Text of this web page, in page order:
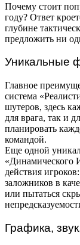
Почему стоит
году? Ответ
глубине
предложить ни
Уникальные
Главное
система
шутеров, здесь
для врага, так и
планировать
командой.
Еще одной
«Динамического
действия
заложников в
или пытаться
Графика,